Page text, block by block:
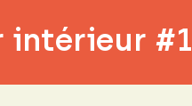
intérieur #1